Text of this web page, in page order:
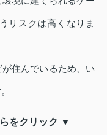
リスクは高くなりま
住んでいるため、い
をクリック ▼